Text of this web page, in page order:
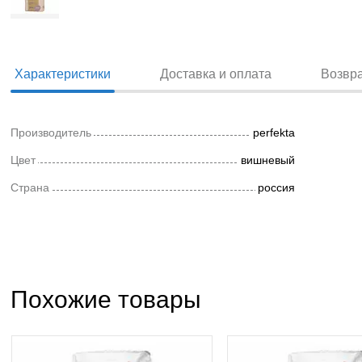
Характеристики Доставка и оплата
Производитель perfekta
Цвет вишневый
Страна россия
Похожие товары